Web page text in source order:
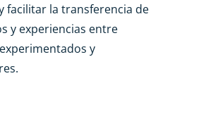
facilitar la transferencia de
y experiencias entre
y